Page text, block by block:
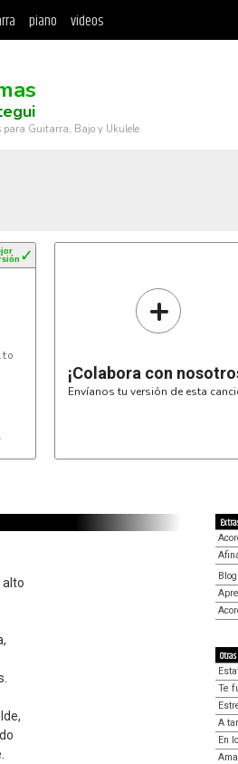
piano videos
para Guitarra, Bajo y Ukulele
✓
+
¡Colabora con
Envíanos tu versión de esta
alto
Te
A
En